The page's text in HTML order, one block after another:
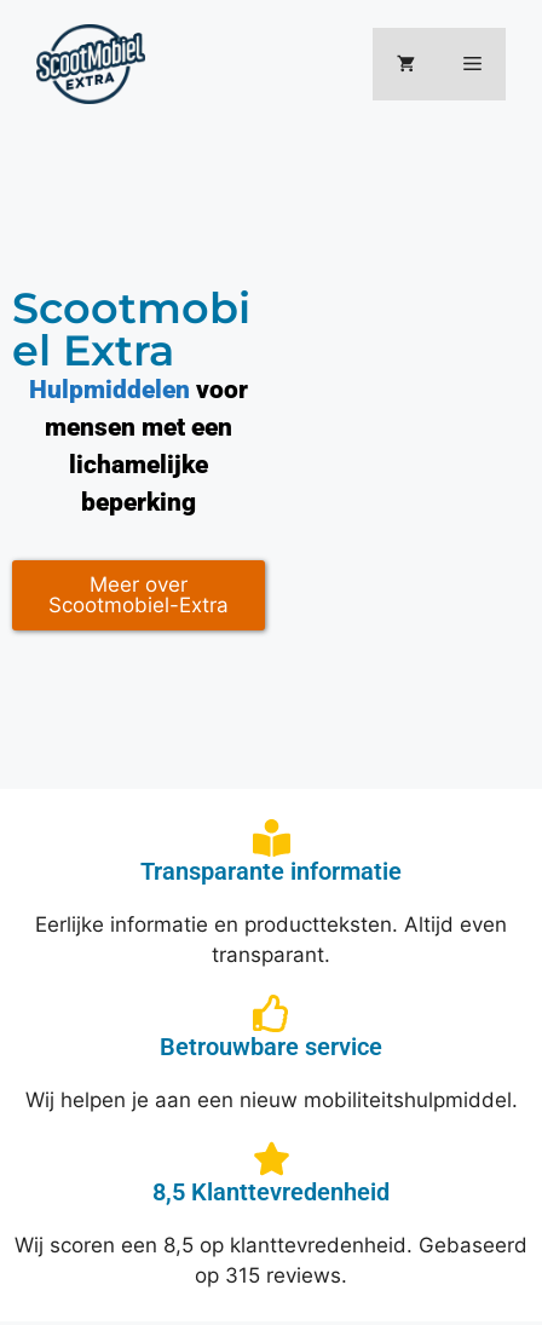
Scootmobi
el Extra
Hulpmiddelen voor
mensen met een
lichamelijke
beperking
Meer over
Scootmobiel-Extra
Transparante informatie
Eerlijke informatie en productteksten. Altijd even
transparant.
Betrouwbare service
Wij helpen je aan een nieuw mobiliteitshulpmiddel.
8,5 Klanttevredenheid
Wij scoren een 8,5 op klanttevredenheid. Gebaseerd
op 315 reviews.